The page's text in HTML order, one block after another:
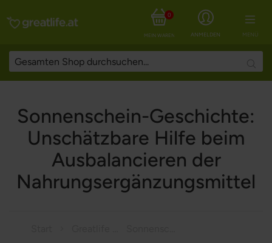
MENÜ
ANMELDEN
MEIN WARENKORB
0
Sonnenschein-Geschichte:
Unschätzbare Hilfe beim
Ausbalancieren der
Nahrungsergänzungsmittel